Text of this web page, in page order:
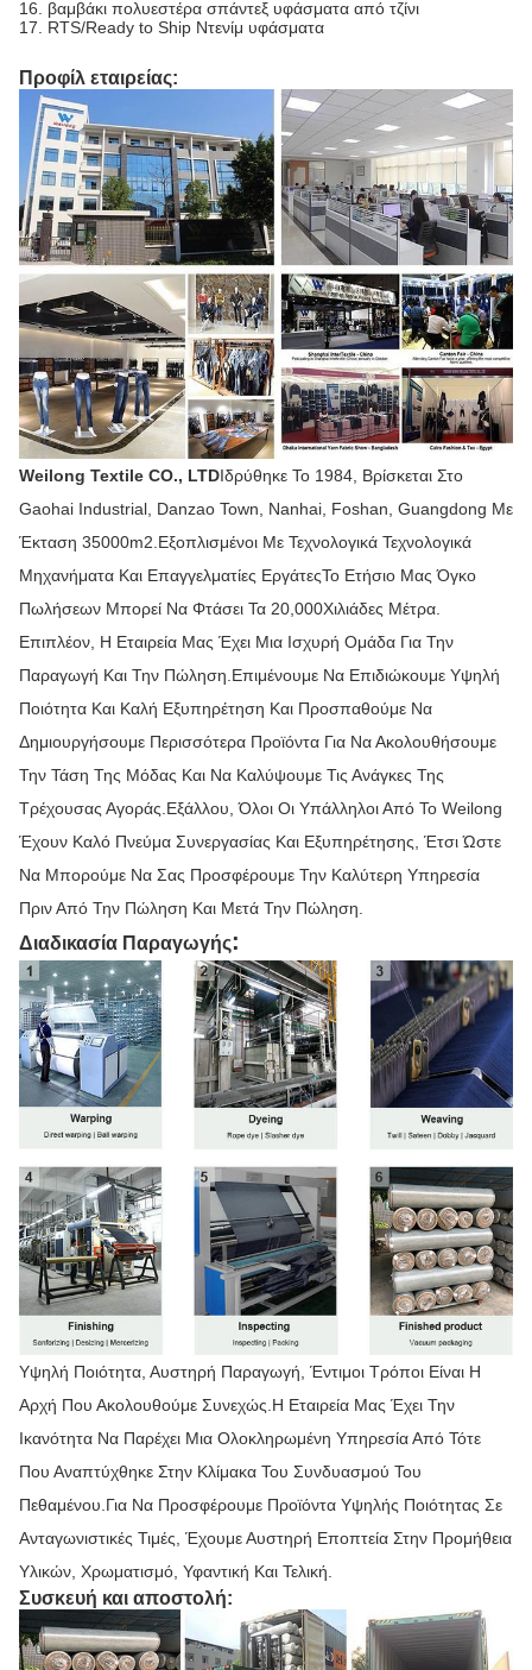
16. βαμβάκι πολυεστέρα σπάντεξ υφάσματα από τζίνι
17. RTS/Ready to Ship Ντενίμ υφάσματα
Προφίλ εταιρείας:
Weilong Textile CO., LTDΙδρύθηκε Το 1984, Βρίσκεται Στο
Gaohai Industrial, Danzao Town, Nanhai, Foshan, Guangdong Με
Έκταση 35000m2.Εξοπλισμένοι Με Τεχνολογικά Τεχνολογικά
Μηχανήματα Και Επαγγελματίες ΕργάτεςΤο Ετήσιο Μας Όγκο
Πωλήσεων Μπορεί Να Φτάσει Τα 20,000Χιλιάδες Μέτρα.
Επιπλέον, Η Εταιρεία Μας Έχει Μια Ισχυρή Ομάδα Για Την
Παραγωγή Και Την Πώληση.Επιμένουμε Να Επιδιώκουμε Υψηλή
Ποιότητα Και Καλή Εξυπηρέτηση Και Προσπαθούμε Να
Δημιουργήσουμε Περισσότερα Προϊόντα Για Να Ακολουθήσουμε
Την Τάση Της Μόδας Και Να Καλύψουμε Τις Ανάγκες Της
Τρέχουσας Αγοράς.Εξάλλου, Όλοι Οι Υπάλληλοι Από Το Weilong
Έχουν Καλό Πνεύμα Συνεργασίας Και Εξυπηρέτησης, Έτσι Ώστε
Να Μπορούμε Να Σας Προσφέρουμε Την Καλύτερη Υπηρεσία
Πριν Από Την Πώληση Και Μετά Την Πώληση.
Διαδικασία Παραγωγής:
Υψηλή Ποιότητα, Αυστηρή Παραγωγή, Έντιμοι Τρόποι Είναι Η
Αρχή Που Ακολουθούμε Συνεχώς.Η Εταιρεία Μας Έχει Την
Ικανότητα Να Παρέχει Μια Ολοκληρωμένη Υπηρεσία Από Τότε
Που Αναπτύχθηκε Στην Κλίμακα Του Συνδυασμού Του
Πεθαμένου.Για Να Προσφέρουμε Προϊόντα Υψηλής Ποιότητας Σε
Ανταγωνιστικές Τιμές, Έχουμε Αυστηρή Εποπτεία Στην Προμήθεια
Υλικών, Χρωματισμό, Υφαντική Και Τελική.
Συσκευή και αποστολή: